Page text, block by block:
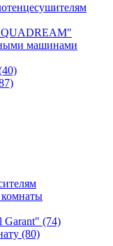
машинами
Garant" (74)
(80)